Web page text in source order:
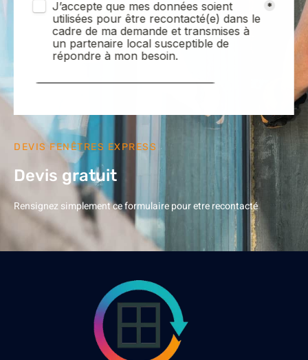
DEVIS FENÊTRES EXPRESS
Devis gratuit
Rensignez simplement ce formulaire pour etre recontacté